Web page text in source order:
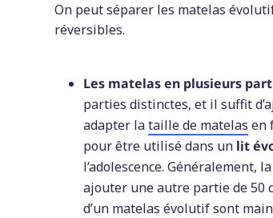
On peut séparer les matelas
réversibles.
Les matelas en plusieurs
parties distinctes, et il suffit
adapter lataille de matelas en
pour être utilisé dans un lit
l’adolescence. Généralement,
ajouter une autre partie de 50
d’un matelas évolutif sont